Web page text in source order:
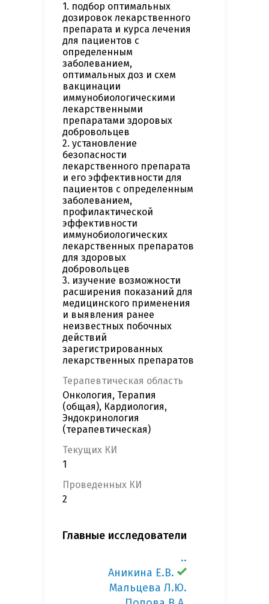
1. подбор оптимальных
дозировок лекарственного
препарата и курса лечения
для пациентов с
определенным
заболеванием,
оптимальных доз и схем
вакцинации
иммунобиологическими
лекарственными
препаратами здоровых
добровольцев
2. установление
безопасности
лекарственного препарата
и его эффективности для
пациентов с определенным
заболеванием,
профилактической
эффективности
иммунобиологических
лекарственных препаратов
для здоровых
добровольцев
3. изучение возможности
расширения показаний для
медицинского применения
и выявления ранее
неизвестных побочных
действий
зарегистрированных
лекарственных препаратов
Терапевтическая область
Онкология, Терапия
(общая), Кардиология,
Эндокринология
(терапевтическая)
Текущих КИ
1
Проведенных КИ
2
Главные исследователи
..
Аникина Е.В.
Мальцева Л.Ю.